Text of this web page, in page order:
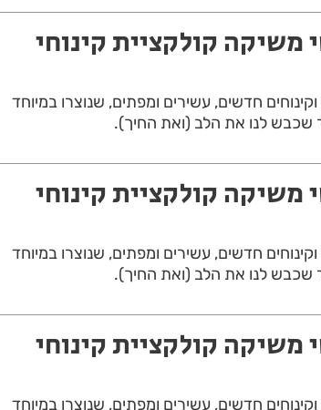
משיקה קולקציית קינוחי
חדשים, עשירים ומפתים, שנוצרו במיוחד
שכבש לנו את הלב (ואת החיך).
משיקה קולקציית קינוחי
חדשים, עשירים ומפתים, שנוצרו במיוחד
שכבש לנו את הלב (ואת החיך).
משיקה קולקציית קינוחי
חדשים, עשירים ומפתים, שנוצרו במיוחד